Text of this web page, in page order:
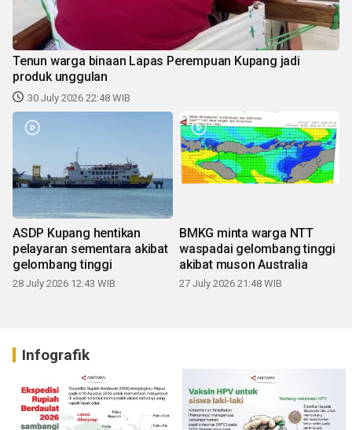
Tenun warga binaan Lapas Perempuan Kupang jadi
produk unggulan
30 July 2026 22:48 WIB
ASDP Kupang hentikan
pelayaran sementara akibat
gelombang tinggi
28 July 2026 12:43 WIB
BMKG minta warga NTT
waspadai gelombang tinggi
akibat muson Australia
27 July 2026 21:48 WIB
Infografik